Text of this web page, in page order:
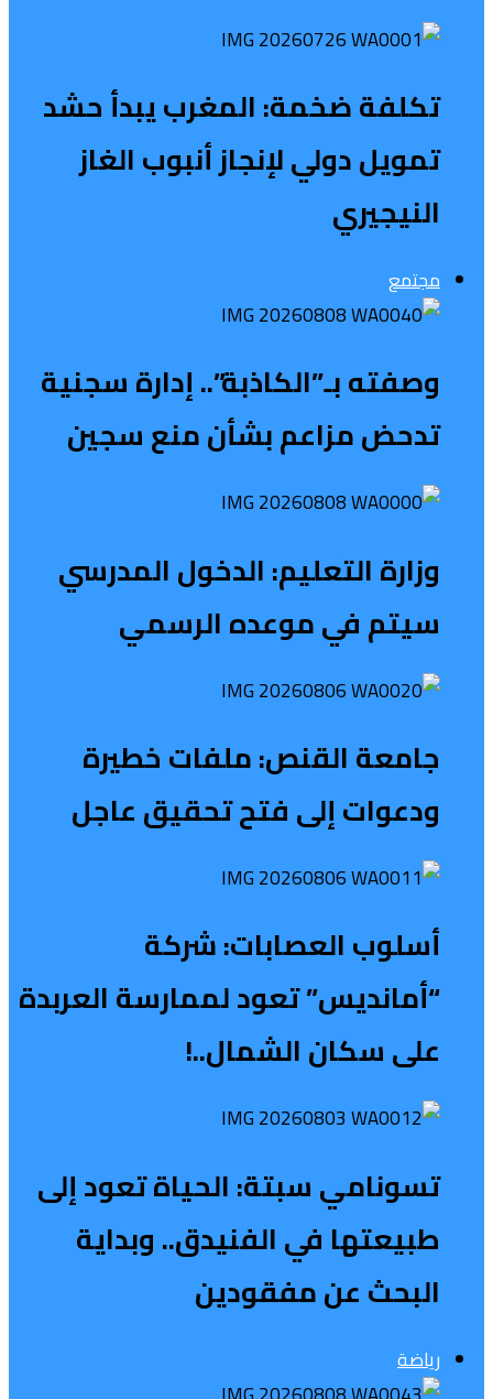
تكلفة ضخمة: المغرب يبدأ حشد
تمويل دولي لإنجاز أنبوب الغاز
النيجيري
مجتمع
وصفته بـ”الكاذبة”.. إدارة سجنية
تدحض مزاعم بشأن منع سجين
وزارة التعليم: الدخول المدرسي
سیتم في موعده الرسمي
جامعة القنص: ملفات خطيرة
ودعوات إلى فتح تحقيق عاجل
أسلوب العصابات: شركة
“أمانديس” تعود لممارسة العربدة
على سكان الشمال..!
تسونامي سبتة: الحياة تعود إلى
طبيعتها في الفنيدق.. وبداية
البحث عن مفقودين
رياضة